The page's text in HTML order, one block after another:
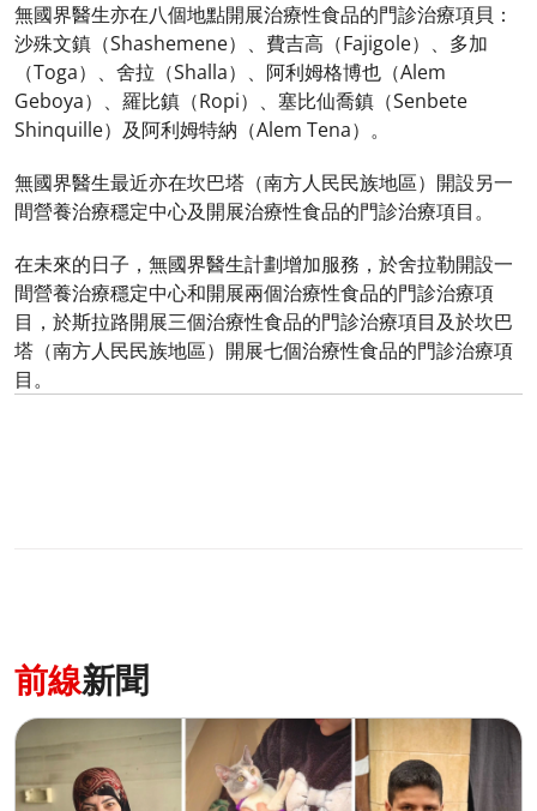
無國界醫生亦在八個地點開展治療性食品的門診治療項貝：
沙殊文鎮（Shashemene）、費吉高（Fajigole）、多加
（Toga）、舍拉（Shalla）、阿利姆格博也（Alem
Geboya）、羅比鎮（Ropi）、塞比仙喬鎮（Senbete
Shinquille）及阿利姆特納（Alem Tena）。
無國界醫生最近亦在坎巴塔（南方人民民族地區）開設另一
間營養治療穩定中心及開展治療性食品的門診治療項目。
在未來的日子，無國界醫生計劃增加服務，於舍拉勒開設一
間營養治療穩定中心和開展兩個治療性食品的門診治療項
目，於斯拉路開展三個治療性食品的門診治療項目及於坎巴
塔（南方人民民族地區）開展七個治療性食品的門診治療項
目。
前線新聞